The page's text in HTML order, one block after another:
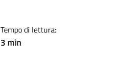
Tempo di lettura:
3 min